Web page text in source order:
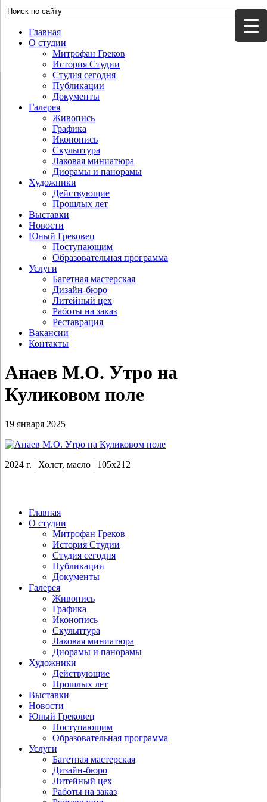
Главная
О студии
Митрофан Греков
История Студии
Студия сегодня
Публикации
Документы
Галерея
Живопись
Графика
Иконопись
Скульптура
Лаковая миниатюра
Диорамы и панорамы
Художники
Действующие
Прошлых лет
Выставки
Новости
Юный Грековец
Поступающим
Образовательная программа
Услуги
Багетная мастерская
Дизайн-бюро
Литейный цех
Работы на заказ
Реставрация
Вакансии
Контакты
Анаев М.О. Утро на
Куликовом поле
19 января 2025
2024 г. | Холст, масло | 105х212
Главная
О студии
Митрофан Греков
История Студии
Студия сегодня
Публикации
Документы
Галерея
Живопись
Графика
Иконопись
Скульптура
Лаковая миниатюра
Диорамы и панорамы
Художники
Действующие
Прошлых лет
Выставки
Новости
Юный Грековец
Поступающим
Образовательная программа
Услуги
Багетная мастерская
Дизайн-бюро
Литейный цех
Работы на заказ